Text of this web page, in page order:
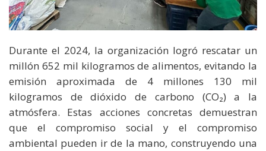
Durante el 2024, la organización logró rescatar un
millón 652 mil kilogramos de alimentos, evitando la
emisión aproximada de 4 millones 130 mil
kilogramos de dióxido de carbono (CO₂) a la
atmósfera. Estas acciones concretas demuestran
que el compromiso social y el compromiso
ambiental pueden ir de la mano, construyendo una